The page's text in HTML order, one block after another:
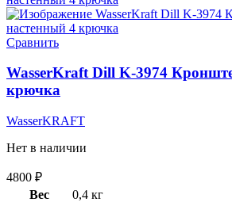
Сравнить
WasserKraft Dill K-3974
крючка
WasserKRAFT
Нет в наличии
4800 ₽
Вес
0,4 кг